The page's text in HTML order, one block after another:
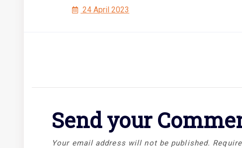
24 April 2023
Send your
Your email address will not be published.